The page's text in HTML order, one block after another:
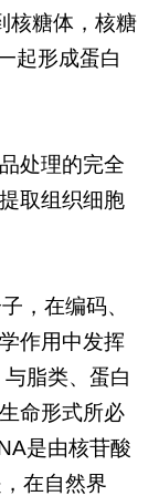
核糖体，核糖
起形成蛋白
处理的完全
取组织细胞
，在编码、
作用中发挥
脂类、蛋白
命形式所必
是由核苷酸
在自然界